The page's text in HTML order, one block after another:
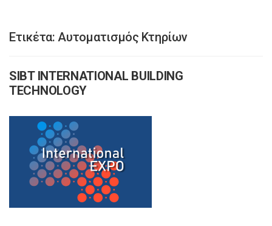
Ετικέτα:Αυτοματισμός Κτηρίων
SIBT INTERNATIONAL BUILDING
TECHNOLOGY